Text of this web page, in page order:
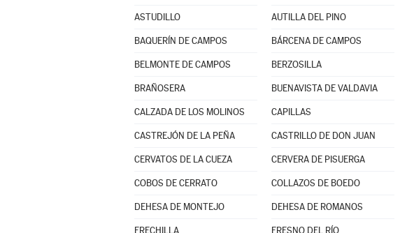
ASTUDILLO AUTILLA DEL PINO
BAQUERÍN DE CAMPOS BÁRCENA DE CAMPOS
BELMONTE DE CAMPOS BERZOSILLA
BRAÑOSERA BUENAVISTA DE VALDAVIA
CALZADA DE LOS MOLINOS CAPILLAS
CASTREJÓN DE LA PEÑA CASTRILLO DE DON JUAN
CERVATOS DE LA CUEZA CERVERA DE PISUERGA
COBOS DE CERRATO COLLAZOS DE BOEDO
DEHESA DE MONTEJO DEHESA DE ROMANOS
FRECHILLA FRESNO DEL RÍO